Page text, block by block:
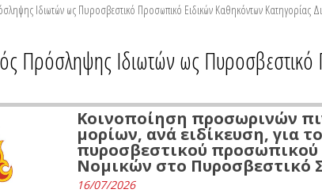
Ιδιωτών ως Πυροσβεστικό Προσωπικό Ειδικών Καθηκόντων Κατηγορίας
Πρόσληψης Ιδιωτών ως Πυροσβεστικό
Κοινοποίηση προσωρινών
μορίων, ανά ειδίκευση, για
πυροσβεστικού προσωπικού
Νομικών στο Πυροσβεστικό
16/07/2026